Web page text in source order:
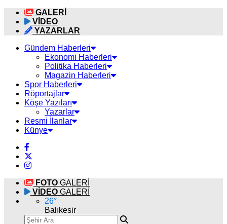
GALERİ
VİDEO
YAZARLAR
Gündem Haberleri
Ekonomi Haberleri
Politika Haberleri
Magazin Haberleri
Spor Haberleri
Röportajlar
Köşe Yazıları
Yazarlar
Resmi İlanlar
Künye
FOTO GALERİ
VİDEO GALERİ
26°
Balıkesir